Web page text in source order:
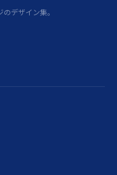
デザイン集。